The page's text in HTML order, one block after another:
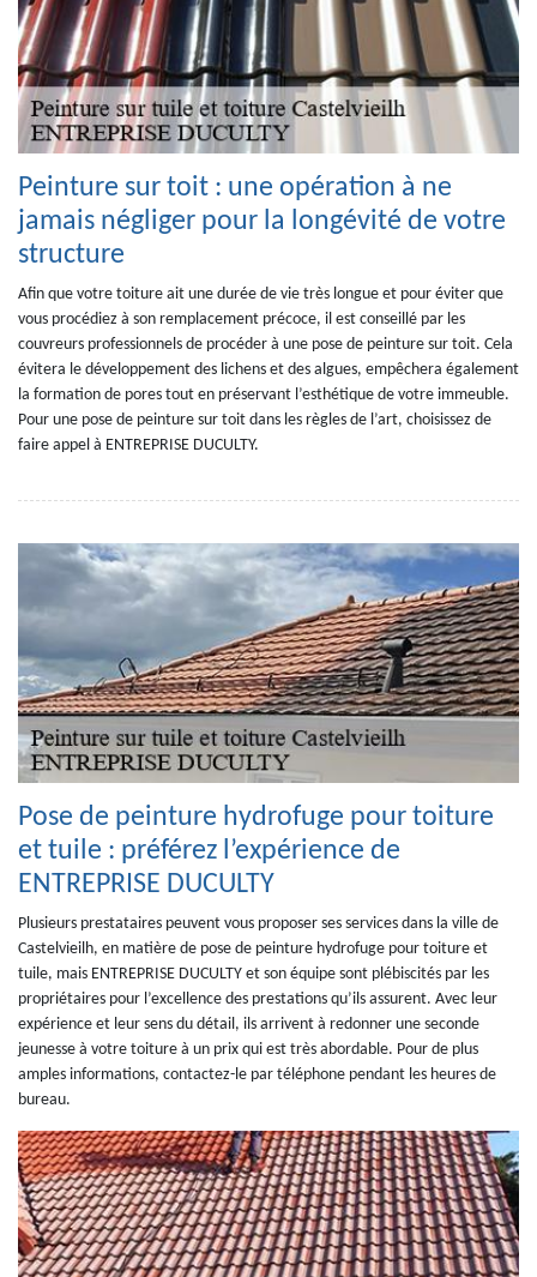
Peinture sur toit : une opération à ne
jamais négliger pour la longévité de votre
structure
Afin que votre toiture ait une durée de vie très longue et pour éviter que
vous procédiez à son remplacement précoce, il est conseillé par les
couvreurs professionnels de procéder à une pose de peinture sur toit. Cela
évitera le développement des lichens et des algues, empêchera également
la formation de pores tout en préservant l’esthétique de votre immeuble.
Pour une pose de peinture sur toit dans les règles de l’art, choisissez de
faire appel à ENTREPRISE DUCULTY.
Pose de peinture hydrofuge pour toiture
et tuile : préférez l’expérience de
ENTREPRISE DUCULTY
Plusieurs prestataires peuvent vous proposer ses services dans la ville de
Castelvieilh, en matière de pose de peinture hydrofuge pour toiture et
tuile, mais ENTREPRISE DUCULTY et son équipe sont plébiscités par les
propriétaires pour l’excellence des prestations qu’ils assurent. Avec leur
expérience et leur sens du détail, ils arrivent à redonner une seconde
jeunesse à votre toiture à un prix qui est très abordable. Pour de plus
amples informations, contactez-le par téléphone pendant les heures de
bureau.